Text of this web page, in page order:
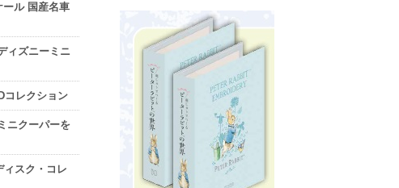
ール 国産名車
ィズニーミニ
コレクション
ニクーパーを
ィスク・コレ